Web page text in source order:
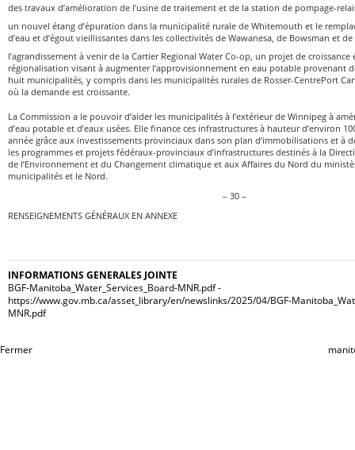
des travaux d’amélioration de l’usine de traitement et de la station de pompage-
un nouvel étang d’épuration dans la municipalité rurale de Whitemouth et le
d’eau et d’égout vieillissantes dans les collectivités de Wawanesa, de Bowsman et de
l’agrandissement à venir de la Cartier Regional Water Co-op, un projet de
régionalisation visant à augmenter l’approvisionnement en eau potable provenant
huit municipalités, y compris dans les municipalités rurales de Rosser-CentrePort
où la demande est croissante.
La Commission a le pouvoir d’aider les municipalités à l’extérieur de Winnipeg à
d’eau potable et d’eaux usées. Elle finance ces infrastructures à hauteur d’environ
année grâce aux investissements provinciaux dans son plan d’immobilisations et à
les programmes et projets fédéraux-provinciaux d’infrastructures destinés à la
de l’Environnement et du Changement climatique et aux Affaires du Nord du
municipalités et le Nord.
– 30 –
RENSEIGNEMENTS GÉNÉRAUX EN ANNEXE
INFORMATIONS GENERALES JOINTE
BGF-Manitoba_Water_Services_Board-MNR.pdf -
https://www.gov.mb.ca/asset_library/en/newslinks/2025/04/BGF-
MNR.pdf
Fermer